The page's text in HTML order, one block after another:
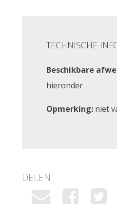
TECHNISCHE
Beschikbare
hieronder
Opmerking: niet
DELEN